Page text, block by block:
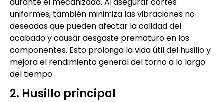
uniformes, también minimiza las vibraciones no
deseadas que pueden afectar la calidad del
acabado y causar desgaste prematuro en los
componentes. Esto prolonga la vida útil del husillo y
mejora el rendimiento general del torno a lo largo
del tiempo.
2. Husillo principal